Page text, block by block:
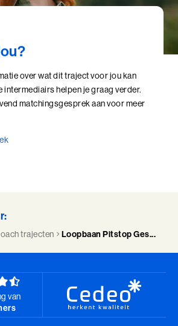
(BaakBoost)
(BaakBoost)
Programma
(BaakBoost)
over wat dit traject voor jou kan
intermediairs helpen je graag verder.
matchingsgesprek aan voor meer
trajecten Loopbaan Pitstop Ges...
van